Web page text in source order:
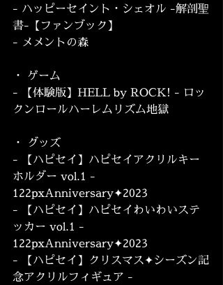
- ハッピーセイント・シェオル -解剖聖
書-【ファンブック】
- メメントの森
・ ゲーム
- 【体験版】HELL by ROCK! - ロッ
クンロールハーレムリズム地獄
・ グッズ
- 【ハピセイ】ハピセイアクリルキー
ホルダー vol.1 -
122pxAnniversary✦2023
- 【ハピセイ】ハピセイわいわいステ
ッカー vol.1 -
122pxAnniversary✦2023
- 【ハピセイ】クリスマス✦シーズン記
念アクリルフィギュア -